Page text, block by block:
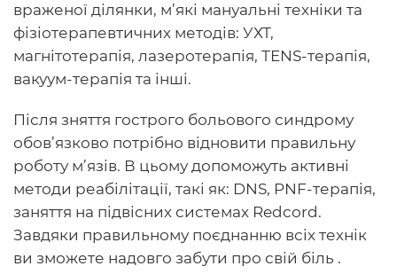
враженої ділянки, м’які мануальні техніки та
фізіотерапевтичних методів: УХТ,
магнітотерапія, лазеротерапія, ТENS-терапія,
вакуум-терапія та інші.
Після зняття гострого больового синдрому
обов’язково потрібно відновити правильну
роботу м’язів. В цьому допоможуть активні
методи реабілітації, такі як: DNS, PNF-терапія,
заняття на підвісних системах Redcord.
Завдяки правильному поєднанню всіх технік
ви зможете надовго забути про свій біль .